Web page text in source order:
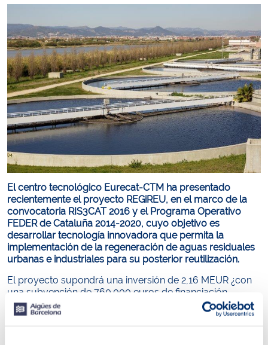
El centro tecnológico Eurecat-CTM ha presentado
recientemente el proyecto REGiREU, en el marco de la
convocatoria RIS3CAT 2016 y el Programa Operativo
FEDER de Cataluña 2014-2020, cuyo objetivo es
desarrollar tecnología innovadora que permita la
implementación de la regeneración de aguas residuales
urbanas e industriales para su posterior reutilización.
El proyecto supondrá una inversión de 2,16 MEUR ¿con
una subvención de 760.000 euros de financiación
procedente del Fondo Europeo de Desarrollo Regional
de la Unión Europea¿ para la regeneración de agua en
los ámbitos municipal, industrial y agrícola. El objetivo de